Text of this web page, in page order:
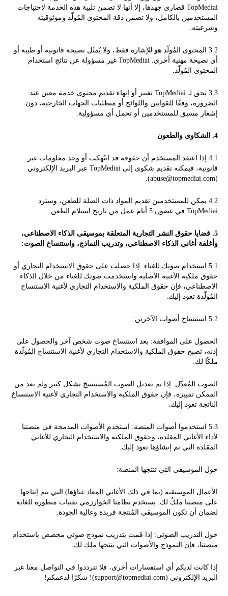
TopMediai قصارى جهدها، إلا أنها لا تضمن تلبية هذه الخدمة لاحتياجات
المستخدمين بالكامل، ولا تضمن دقة المحتوى المُولّد وموثوقيته
وشرعيته.
3.2 المحتوى المُولّد هو للإشارة فقط، ولا يُمثّل نصيحة قانونية أو طبية أو
أي نصيحة مهنية أخرى. TopMediai غير مسؤولة عن نتائج استخدام
المحتوى المُولّد.
3.3 يحق لـ TopMediai تغيير أو إنهاء تقديم محتوى خدمة معين عند
الضرورة، وفقًا للقوانين واللوائح أو متطلبات الجهات الخارجية، دون
إشعار مسبق للمستخدمين أو تحمل أي مسؤولية.
4. الشكاوى والطعون
4.1 إذا اعتقد المستخدم أن حقوقه قد انتُهكت أو وجد معلومات غير
قانونية، فيمكنه تقديم شكوى إلى TopMediai عبر البريد الإلكتروني
(abuse@topmediai.com).
4.2 يمكن للمستخدمين تقديم المواد ذات الصلة للطعن، وسترد
TopMediai في غضون 5 أيام عمل من تاريخ استلام الطعن.
5. قضايا حقوق النشر التجارية المتعلقة بموسيقى الذكاء الاصطناعي،
وأغلفة أغاني الذكاء الاصطناعي، وتدريب النماذج، واستنساخ الصوت:
5.1 استخدام صوتك للغناء: إذا حصلت على حقوق الاستخدام التجاري أو
حقوق ملكية الأغنية الأصلية واستخدمت صوتك للغناء من خلال الذكاء
الاصطناعي، فإن حقوق الملكية والاستخدام التجاري لأغنية الاستنساخ
المُولّدة تعود إليك.
5.2 استنساخ أصوات الآخرين:
الحصول على الموافقة: بعد استنساخ صوت شخص آخر والحصول على
إذنه، تصبح حقوق الملكية والاستخدام التجاري لأغنية الاستنساخ المُولّدة
ملكًا لك.
الصوت المُعدّل: إذا تم تعديل الصوت المُستنسخ بشكل كبير ولم يعد من
الممكن تمييزه، فإن حقوق الملكية والاستخدام التجاري لأغنية الاستنساخ
الناتجة تعود إليك.
5.3 استخدموا أصوات المنصة: استخدم الأصوات المدمجة في منصتنا
لأداء الأغاني المقلدة، وحقوق الملكية والاستخدام التجاري للأغاني
المقلدة التي تم إنشاؤها تعود إليك.
حول الموسيقى التي تنتجها المنصة:
الأعمال الموسيقية (بما في ذلك الأغاني المعاد غناؤها) التي يتم إنتاجها
على منصتنا ملكٌ لك. يستخدم نظامنا الخوارزمي تقنيات متطورة للغاية
لضمان أن تكون الموسيقى المُنتجة فريدة وعالية الجودة.
حول التدريب الصوتي: إذا قمت بتدريب نموذج صوتي مخصص باستخدام
منصتنا، فإن النموذج والأصوات التي ينتجها ملك لك.
إذا كانت لديكم أي استفسارات أخرى، فلا تترددوا في التواصل معنا عبر
البريد الإلكتروني (support@topmediai.com)! شكرًا لدعمكم!